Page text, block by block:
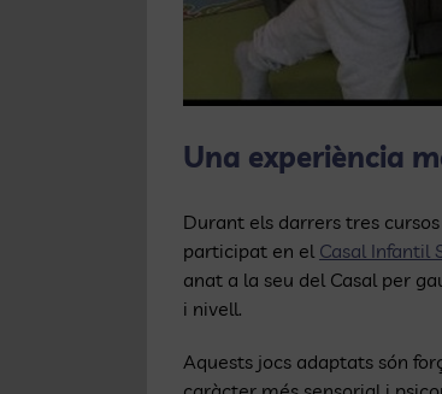
Una experiència
Durant els darrers tres
participat en el Casal Infantil
anat a la seu del Casal per
i nivell.
Aquests jocs adaptats són